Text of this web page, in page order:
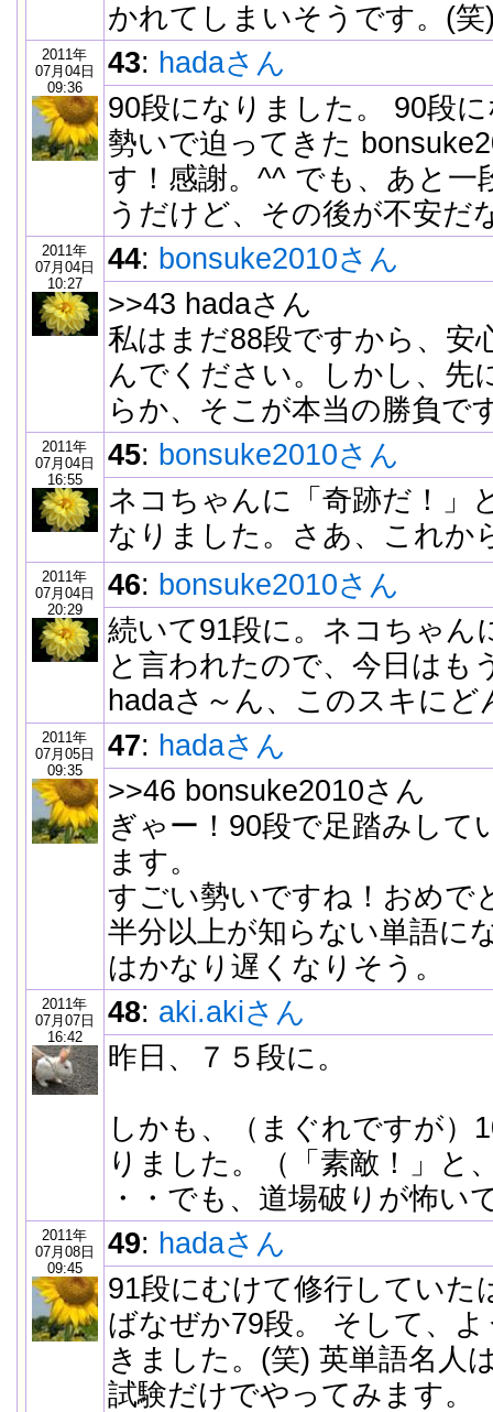
かれてしまいそうです。(笑
2011年
07月04日
09:36
43: hadaさん
90段になりました。 90段
勢いで迫ってきた
す！感謝。^^ でも、あと一
うだけど、その後が不安だ
2011年
07月04日
10:27
44: bonsuke2010さん
>>43 hadaさん
私はまだ88段ですから、安
んでください。しかし、先
らか、そこが本当の勝負で
2011年
07月04日
16:55
45: bonsuke2010さん
ネコちゃんに「奇跡だ！」
なりました。さあ、これか
2011年
07月04日
20:29
46: bonsuke2010さん
続いて91段に。ネコちゃん
と言われたので、今日はも
hadaさ～ん、このスキに
2011年
07月05日
09:35
47: hadaさん
>>46 bonsuke2010さん
ぎゃー！90段で足踏みして
ます。
すごい勢いですね！おめで
半分以上が知らない単語に
はかなり遅くなりそう。
2011年
07月07日
16:42
48: aki.akiさん
昨日、７５段に。
しかも、（まぐれですが）
りました。（「素敵！」と
・・でも、道場破りが怖い
2011年
07月08日
09:45
49: hadaさん
91段にむけて修行していた
ばなぜか79段。 そして、
きました。(笑) 英単語名人
試験だけでやってみます。